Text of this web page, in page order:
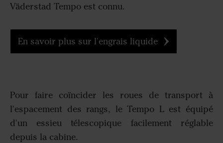
Väderstad Tempo est connu.
En savoir plus sur l'engrais liquide
Pour faire coïncider les roues de transport à
l'espacement des rangs, le Tempo L est équipé
d'un essieu télescopique facilement réglable
depuis la cabine.